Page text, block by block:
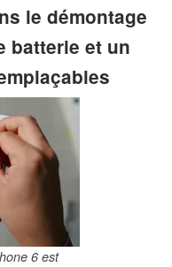
le démontage
batterie et un
6 est